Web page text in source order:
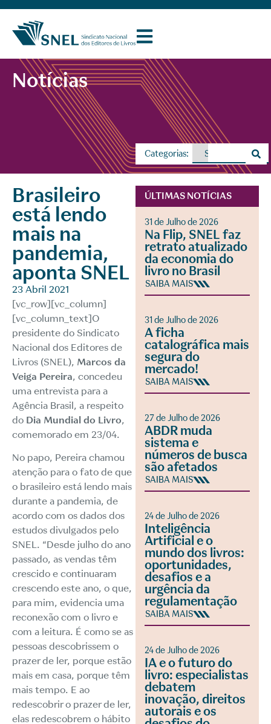
Notícias
Categorias:
Brasileiro
está lendo
mais na
pandemia,
aponta SNEL
23 Abril 2021
[vc_row][vc_column]
[vc_column_text]O
presidente do Sindicato
Nacional dos Editores de
Livros (SNEL), Marcos da
Veiga Pereira, concedeu
uma entrevista para a
Agência Brasil, a respeito
do Dia Mundial do Livro,
comemorado em 23/04.
No papo, Pereira chamou
atenção para o fato de que
o brasileiro está lendo mais
durante a pandemia, de
acordo com os dados dos
estudos divulgados pelo
SNEL. “Desde julho do ano
passado, as vendas têm
crescido e continuaram
crescendo este ano, o que,
para mim, evidencia uma
reconexão com o livro e
com a leitura. É como se as
pessoas descobrissem o
prazer de ler, porque estão
mais em casa, porque têm
mais tempo. E ao
redescobrir o prazer de ler,
elas redescobrem o hábito
ÚLTIMAS NOTÍCIAS
31 de Julho de 2026
Na Flip, SNEL faz
retrato atualizado
da economia do
livro no Brasil
SAIBA MAIS
31 de Julho de 2026
A ficha
catalográfica mais
segura do
mercado!
SAIBA MAIS
27 de Julho de 2026
ABDR muda
sistema e
números de busca
são afetados
SAIBA MAIS
24 de Julho de 2026
Inteligência
Artificial e o
mundo dos livros:
oportunidades,
desafios e a
urgência da
regulamentação
SAIBA MAIS
24 de Julho de 2026
IA e o futuro do
livro: especialistas
debatem
inovação, direitos
autorais e os